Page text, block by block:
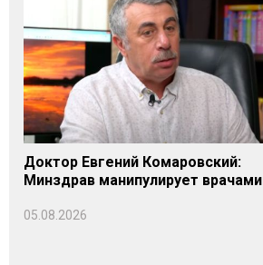
Доктор Евгений Комаровский:
Минздрав манипулирует врачами
05.08.2026